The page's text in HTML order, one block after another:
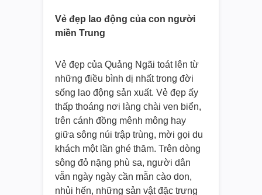
Vẻ đẹp lao động của con người
miền Trung
Vẻ đẹp của Quảng Ngãi toát lên từ
những điều bình dị nhất trong đời
sống lao động sản xuất. Vẻ đẹp ấy
thấp thoáng nơi làng chài ven biển,
trên cánh đồng mênh mông hay
giữa sông núi trập trùng, mời gọi du
khách một lần ghé thăm. Trên dòng
sông đỏ nặng phù sa, người dân
vẫn ngày ngày cần mẫn cào don,
nhủi hến, những sản vật đặc trưng